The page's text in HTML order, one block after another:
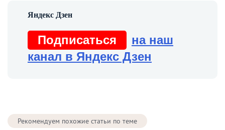
Подписаться
на наш
канал в Яндекс Дзен
Рекомендуем похожие статьи по теме